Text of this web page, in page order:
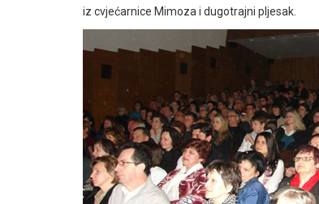
iz cvjećarnice Mimoza i dugotrajni pljesak.